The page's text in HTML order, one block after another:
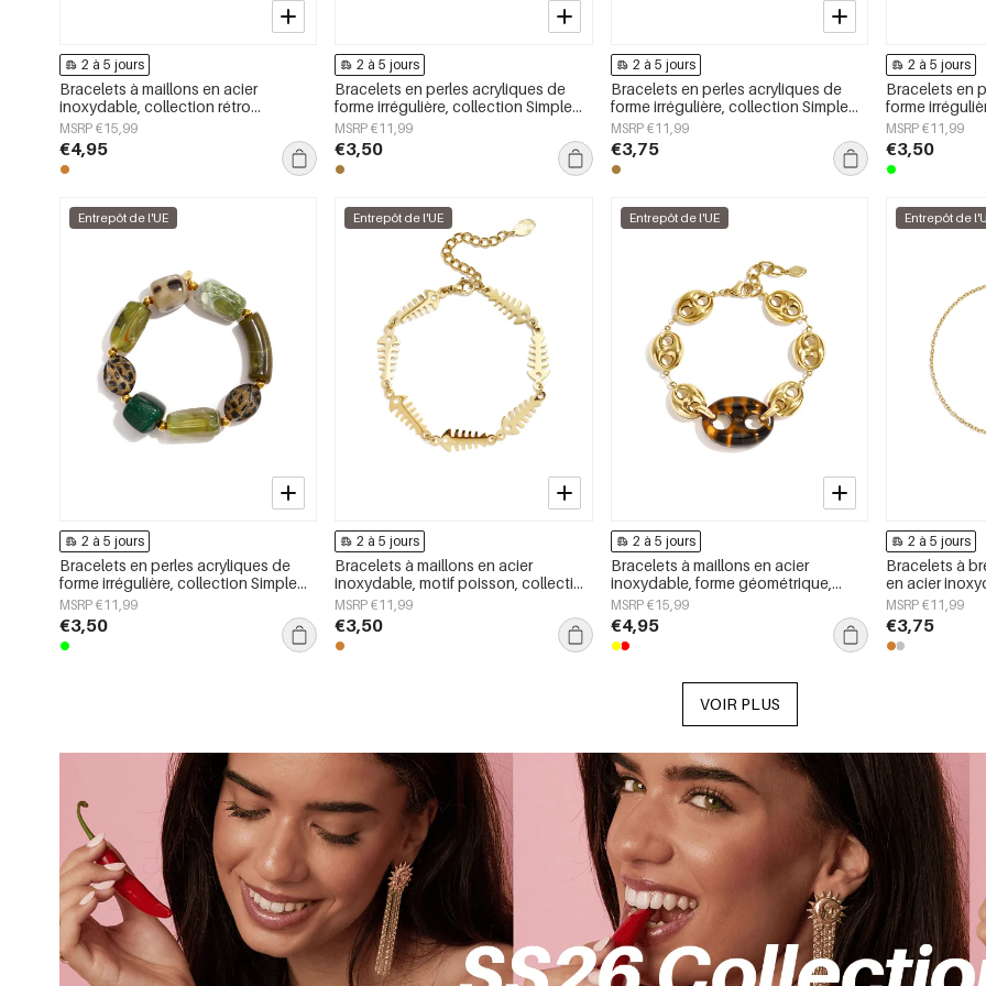
2 à 5 jours
Bracelets à maillons en acier
inoxydable, collection rétro
classique pour femmes
MSRP €15,99
€4,95
2 à 5 jours
Bracelets en perles acryliques de
forme irrégulière, collection Simple
Daily Simple, bijoux pour femmes
MSRP €11,99
€3,50
2 à 5 jours
Bracelets en perles acryliques de
forme irrégulière, collection Simple
Daily Simple, bijoux pour femmes
MSRP €11,99
€3,75
2 à 5 jours
Bracelets en
forme
Daily Simple,
MSRP €11,99
€3,50
Entrepôt de l'UE
2 à 5 jours
Bracelets en perles acryliques de
forme irrégulière, collection Simple
Daily Simple, bijoux pour femmes
MSRP €11,99
€3,50
Entrepôt de l'UE
2 à 5 jours
Bracelets à maillons en acier
inoxydable, motif poisson, collection
Daily Simple, bijoux pour femmes
MSRP €11,99
€3,50
Entrepôt de l'UE
2 à 5 jours
Bracelets à maillons en acier
inoxydable, forme géométrique,
collection Simple Daily Simple, bijoux
pour femmes
MSRP €15,99
€4,95
Entrepôt de
2 à 5 jours
Bracelets à
en acier
Simple Daily
femmes
MSRP €11,99
€3,75
VOIR PLUS